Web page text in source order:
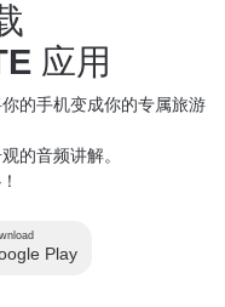
应用
的手机变成你的专属旅游
的音频讲解。
Play